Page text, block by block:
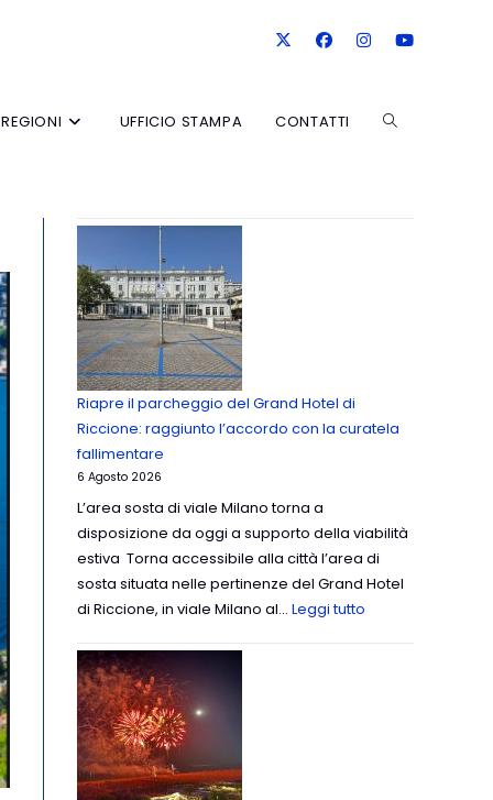
REGIONI UFFICIO STAMPA CONTATTI
Riapre il parcheggio del Grand Hotel di
Riccione: raggiunto l’accordo con la curatela
fallimentare
6 Agosto 2026
L’area sosta di viale Milano torna a
disposizione da oggi a supporto della viabilità
estiva Torna accessibile alla città l’area di
sosta situata nelle pertinenze del Grand Hotel
di Riccione, in viale Milano al… Leggi tutto